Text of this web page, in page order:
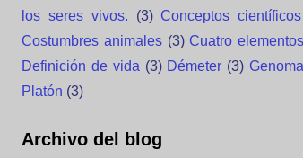
los seres vivos.
(3) Conceptos científicos
Costumbres animales (3) Cuatro
Definición de vida (3) Démeter (3)
Platón (3)
Archivo del blog